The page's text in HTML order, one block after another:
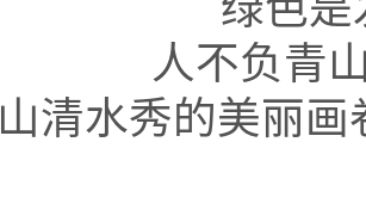
人不负青
山清水秀的美丽